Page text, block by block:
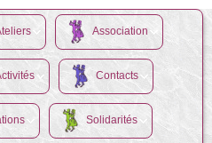
Association
Contacts
Solidarités